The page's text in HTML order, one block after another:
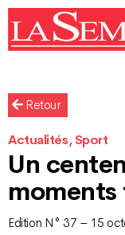
Retour
Actualités, Sport
Un
moments
Edition N° 37 – 15